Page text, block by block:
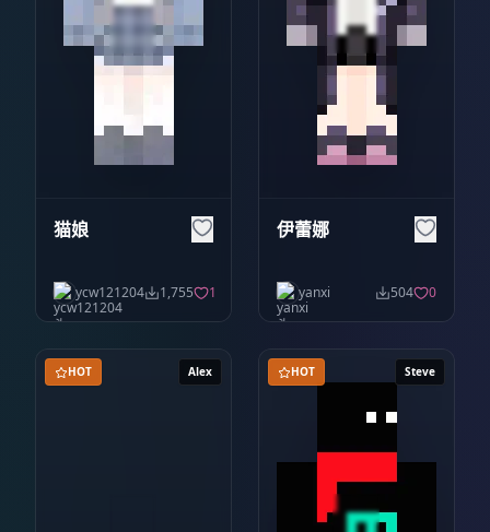
猫娘
ycw121204 1,755 1
伊蕾娜
yanxi 504 0
Alex
HOT Steve
HOT